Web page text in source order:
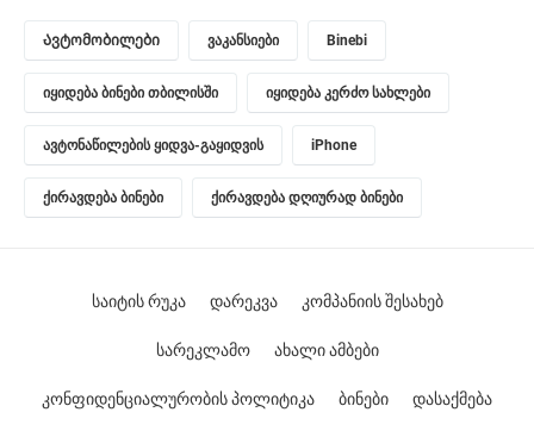
Ავტომობილები ვაკანსიები Binebi
იყიდება ბინები თბილისში იყიდება კერძო სახლები
ავტონაწილების ყიდვა-გაყიდვის iPhone
ქირავდება ბინები ქირავდება დღიურად ბინები
საიტის რუკა დარეკვა კომპანიის შესახებ
სარეკლამო ახალი ამბები
კონფიდენციალურობის პოლიტიკა ბინები დასაქმება